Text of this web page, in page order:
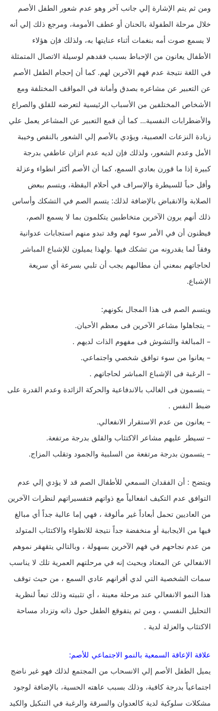
ومن ثم يتم الإشارة إلي جانب آخر وهو عدم شعور الطفل الأصم
خلال مرحلة الطفولة بالحنان أو عطف الأمومة، ومرجع ذلك إلي أنه
لا يسمع صوت أمه بنغمات أثناء عنايتها به، ولذلك فإن هؤلاء
الأطفال يعانون من الإحباط بسبب فقدهم لوسيلة الاتصال المتمثلة
في اللغة نتيجة عدم فهم الآخرين لهم. كما أن إحجام الطفل الأصم
عن التعبير عن مشاعره بصدق وأمانة في المواقف المختلفة ومع
الأشخاص المختلفين من الأسباب الرئيسية لتعرضه للقلق والصراع
والأضطرابات النفسية… كما أن قمع التعبير عن المشاعر يعمل علي
زيادة النزعات العصبية، ويؤدي بالأصم إلي الشعور بالنقص وخيبة
الأمل وعدم الشعور، ولذلك فإن لديه عدم اتزان عاطفي بدرجة
كبيرة إذا ما قورن بعادي السمع، كما أن الأصم أكثر انطواء وعزلة
وأقل حباً للسيطرة والإسراف في أحلام اليقظة، ويتسم ببعض
الصلابة والانقباض بالإضافة لذلك: يتسم الصم في التشكك وأساس
ذلك أنهم يرون الآخرين متخاطبين يتكلمون بما لا يسمع الصم،
فيظنون أن في الأمر سوء لهم وقد تبدو منهم استجابات عدوانية
وفقاً لما يقدرونه من تشكك فيها .ولهذا يميلون للإشباع المباشر
لحاجاتهم بمعني أن مطالبهم يجب أن تلبي بسرعة أي سريعة
الإشباع.
ويتسم الصم فى هذا المجال بكونهم:
– يتجاهلوا مشاعر الآخرين فى معظم الأحيان.
– المبالغة والتشوش فى مفهوم الذات لديهم .
– يعانوا من سوء توافق شخصي واجتماعي.
– الرغبة فى الإشباع المباشر لحاجاتهم .
– يتسمون فى الغالب بالاندفاعية والحركة الزائدة وعدم القدرة على
ضبط النفس .
– يعانون من عدم الاستقرار الانفعالي.
– تسيطر عليهم مشاعر الاكتئاب والقلق بدرجة مرتفعة.
– يتسمون بدرجة مرتفعة من السلبية والجمود وتقلب المزاج.
ويتضح : أن الفقدان السمعي للأطفال الصم قد لا يؤدي إلي عدم
التوافق عدم التكيف انفعالياً مع ذواتهم فتفسيراتهم لنظرات الآخرين
من العاديين تحمل أبعاداً غير مألوفة ، فهي إما عالية جداً أي مبالغ
فيها من الايجابية أو منخفضة جداً نتيجة للانطواء والاكتئاب المتولد
من عدم نجاحهم في فهم الآخرين بسهولة ، وبالتالي يتقهقر نموهم
الانفعالي عن المعتاد وبحيث إنه في مرحلتهم العمرية تلك لا يناسب
سمات الشخصية التي لدي أقرانهم عادي السمع ، من حيث توقف
هذا النمو الانفعالي عند مرحلة معينة ، أي تثبيته وذلك تبعاً لنظرية
التحليل النفسي ، ومن ثم يتقوقع الطفل حول ذاته وتزداد مساحة
الاكتئاب والعزلة لدية .
علاقة الإعاقة السمعية بالنمو الاجتماعي للأصم:
يميل الطفل الأصم إلي الانسحاب من المجتمع لذلك فهو غير ناضج
اجتماعياً بدرجة كافية، وذلك بسبب عاهته الحسية، بالإضافة لوجود
مشكلات سلوكية لدية كالعدوان والسرقة والرغبة في التنكيل والكيد